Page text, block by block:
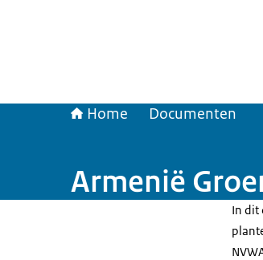
Home Documenten
Armenië
In dit